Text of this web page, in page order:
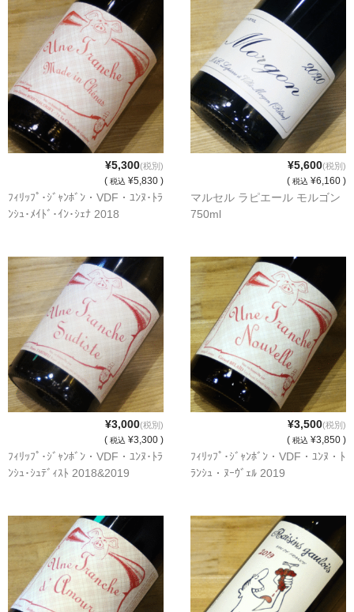
鉄輪 瑞鷹（熊本県熊本市）
自 然 派 ワ イ ン
France/ﾌﾗﾝｽ
France Champagne /ﾌﾗﾝｽ・ｼｬﾝﾊﾟｰﾆｭ
Petitjean Pienne（ﾌﾟﾁｼﾞｬﾝ･ﾋﾟｴﾝﾇ）
Valerie Frison（ｳﾞｧﾚﾘｰ･ﾌﾘｿﾞﾝ）
France Bourgogone/ﾌﾗﾝｽ･ﾌﾞﾙｺﾞｰﾆｭ
Marcel Lapierre（ﾏﾙｾﾙ・ﾗﾋﾟｴｰﾙ）
Philippe Jambon（ﾌｨﾘｯﾌﾟ･ｼﾞｬﾝﾎﾞﾝ）
Roblet Monnot（ﾛﾌﾞﾚ･ﾓﾉ）
France Cotes du Rhone /ﾌﾗﾝｽ･ｺｰﾄ･ﾃﾞｭ･ﾛｰﾇ
Les Vignerons d’Estezargues（ｴｽﾃｻﾞﾙｸﾞ協同組合）
Les Champs Libres（ﾚ･ｼｬﾝ･ﾘｰﾌﾞﾙ）
France Languedoc Roussillon / ﾗﾝｸﾞ･ﾄﾞｯｸ･ﾙｰｼｮﾝ
Mas Bres（ﾏｽ･ﾌﾞﾚｽ）
France Loire/ﾌﾗﾝｽ・ﾛﾜｰﾙ
Domaine des Bois Lucas（ﾄﾞﾒｰﾇ･ﾃﾞ･ﾎﾞｱ･ﾙｶ）
¥5,300(税別)
( 税込 ¥5,830 )
ﾌｨﾘｯﾌﾟ･ｼﾞｬﾝﾎﾞﾝ・VDF・ﾕﾝﾇ･ﾄﾗ
ﾝｼｭ･ﾒｲﾄﾞ･ｲﾝ･ｼｪﾅ 2018
¥5,600(税別)
( 税込 ¥6,160 )
マルセル ラピエール モルゴン
750ml
¥3,000(税別)
( 税込 ¥3,300 )
ﾌｨﾘｯﾌﾟ･ｼﾞｬﾝﾎﾞﾝ・VDF・ﾕﾝﾇ･ﾄﾗ
ﾝｼｭ･ｼｭﾃﾞｨｽﾄ 2018&2019
¥3,500(税別)
( 税込 ¥3,850 )
ﾌｨﾘｯﾌﾟ･ｼﾞｬﾝﾎﾞﾝ・VDF・ﾕﾝﾇ・ﾄ
ﾗﾝｼｭ・ﾇｰｳﾞｪﾙ 2019